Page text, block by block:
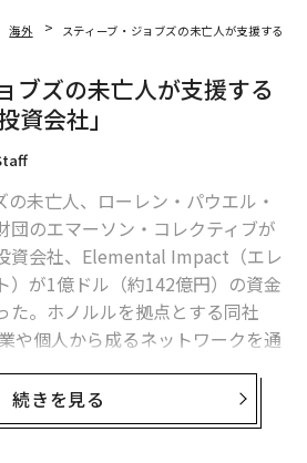
最新号の購入はこちらから
人が支援する「気候テックの投資会社」
員の「ランチタイム」を大切にするのか
歳以上が大幅な伸び
海外
スティーブ・ジョブズの未亡人が支援する「
ブズの未亡人が支援する
資会社」
の未亡人、ローレン・パウエル・
団のエマーソン・コレクティブが
資会社、Elemental Impact（エレ
）が1億ドル（約142億円）の資金
た。ホノルルを拠点とする同社
や個人から成るネットワークを通
達し、気候テクノロジー分野のプ
計画だ。 政府は、エレメンタルが
び水にして、民間から追加で7億
続きを見る